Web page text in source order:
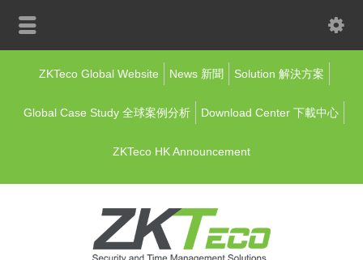
ZKTeco Global Website News 新聞 Solution 解決方案
Global Case Study 全球案例分析 Download Center 下載中心
ZKTeco HK Announcement